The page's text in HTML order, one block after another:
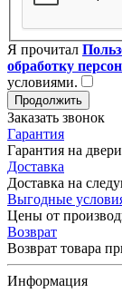
Я прочитал
обработку
условиями.
Продолжить
Заказать звонок
Гарантия
Гарантия на
Доставка
Доставка на
Выгодные
Цены от
Возврат
Возврат товара
Информация